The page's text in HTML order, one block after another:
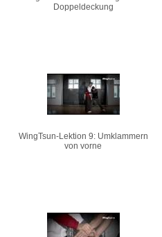
Doppeldeckung
WingTsun-Lektion 9: Umklammern
von vorne